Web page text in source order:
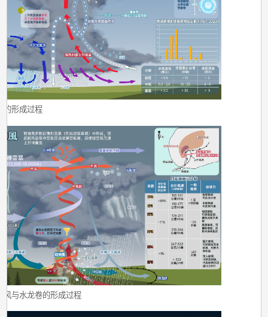
的形成过程
风与水龙卷的形成过程